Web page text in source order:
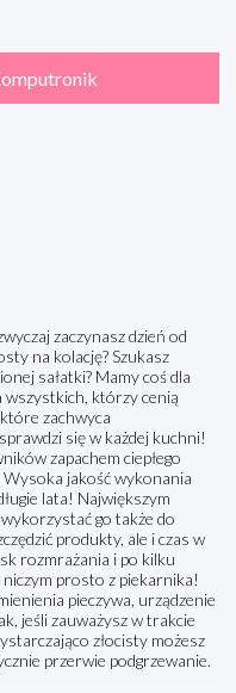
zaczynasz dzień od
na kolację? Szukasz
sałatki? Mamy coś dla
którzy cenią
zachwyca
się w każdej kuchni!
zapachem ciepłego
Wysoka jakość wykonania
lata! Największym
go także do
produkty, ale i czas w
rozmrażania i po kilku
niczym prosto z piekarnika!
pieczywa, urządzenie
jeśli zauważysz w trakcie
złocisty możesz
przerwie podgrzewanie.